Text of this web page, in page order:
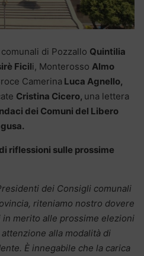
di Pozzallo Quintilia
Ficili, Monterosso Almo
Camerina Luca Agnello,
Cristina Cicero, una lettera
dei Comuni del Libero
riflessioni sulle prossime
dei Consigli comunali
riteniamo nostro dovere
merito alle prossime elezioni
alla modalità di
È innegabile che la carica